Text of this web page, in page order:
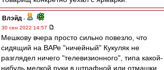
Влэйд -
30 сен 2022 14:57
Мешкову вчера просто сильно повезло, что
сидящий на ВАРе "ничейный" Кукуляк не
разглядел ничего "телевизионного", типа какой-
нибудь мелкой руки в штрафной или отмашки